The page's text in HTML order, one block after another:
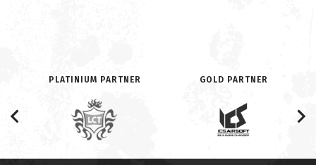
PLATINIUM PARTNER GOLD PARTNER